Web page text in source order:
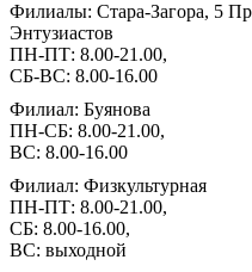
Филиалы: Стара-Загора, 5
Энтузиастов
ПН-ПТ: 8.00-21.00,
СБ-ВС: 8.00-16.00
Филиал: Буянова
ПН-СБ: 8.00-21.00,
ВС: 8.00-16.00
Филиал: Физкультурная
ПН-ПТ: 8.00-21.00,
СБ: 8.00-16.00,
ВС: выходной